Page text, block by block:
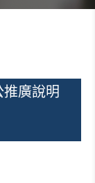
推廣說明